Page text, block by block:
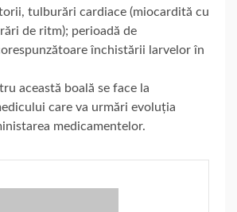
tulburări cardiace (miocardită cu
de ritm); perioadă de
închistării larvelor în
această boală se face la
care va urmări evoluția
medicamentelor.